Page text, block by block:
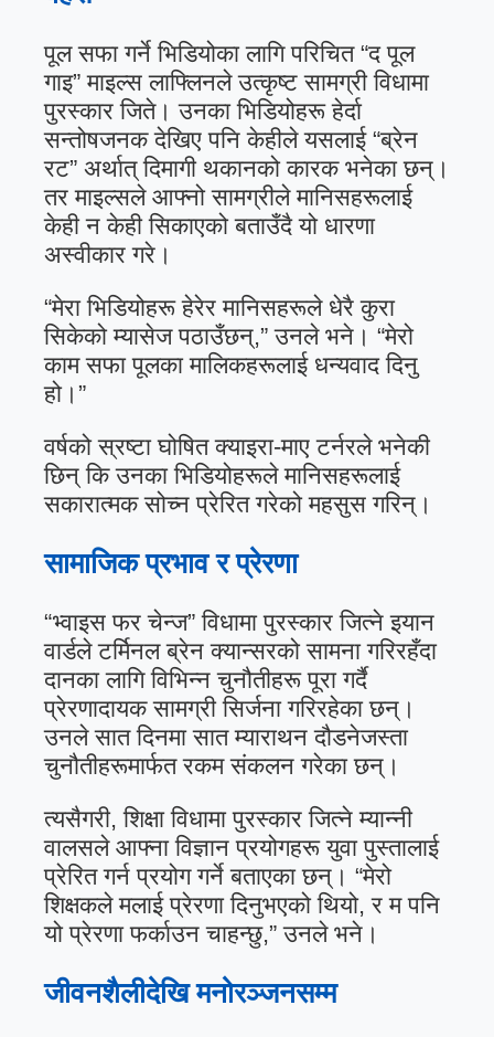
पूल सफा गर्ने भिडियोका लागि परिचित “द पूल
गाइ” माइल्स लाफ्लिनले उत्कृष्ट सामग्री विधामा
पुरस्कार जिते। उनका भिडियोहरू हेर्दा
सन्तोषजनक देखिए पनि केहीले यसलाई “ब्रेन
रट” अर्थात् दिमागी थकानको कारक भनेका छन्।
तर माइल्सले आफ्नो सामग्रीले मानिसहरूलाई
केही न केही सिकाएको बताउँदै यो धारणा
अस्वीकार गरे।
“मेरा भिडियोहरू हेरेर मानिसहरूले धेरै कुरा
सिकेको म्यासेज पठाउँछन्,” उनले भने। “मेरो
काम सफा पूलका मालिकहरूलाई धन्यवाद दिनु
हो।”
वर्षको स्रष्टा घोषित क्याइरा-माए टर्नरले भनेकी
छिन् कि उनका भिडियोहरूले मानिसहरूलाई
सकारात्मक सोच्न प्रेरित गरेको महसुस गरिन्।
सामाजिक प्रभाव र प्रेरणा
“भ्वाइस फर चेन्ज” विधामा पुरस्कार जित्ने इयान
वार्डले टर्मिनल ब्रेन क्यान्सरको सामना गरिरहँदा
दानका लागि विभिन्न चुनौतीहरू पूरा गर्दै
प्रेरणादायक सामग्री सिर्जना गरिरहेका छन्।
उनले सात दिनमा सात म्याराथन दौडनेजस्ता
चुनौतीहरूमार्फत रकम संकलन गरेका छन्।
त्यसैगरी, शिक्षा विधामा पुरस्कार जित्ने म्यान्नी
वालसले आफ्ना विज्ञान प्रयोगहरू युवा पुस्तालाई
प्रेरित गर्न प्रयोग गर्ने बताएका छन्। “मेरो
शिक्षकले मलाई प्रेरणा दिनुभएको थियो, र म पनि
यो प्रेरणा फर्काउन चाहन्छु,” उनले भने।
जीवनशैलीदेखि मनोरञ्जनसम्म